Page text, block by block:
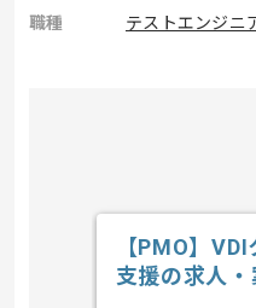
職種
テストエンジニ
【PMO】
支援の求人